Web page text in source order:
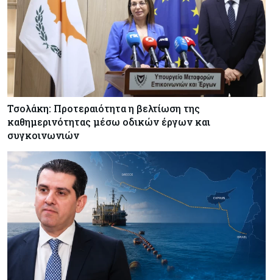
Τσολάκη: Προτεραιότητα η βελτίωση της
καθημερινότητας μέσω οδικών έργων και
συγκοινωνιών